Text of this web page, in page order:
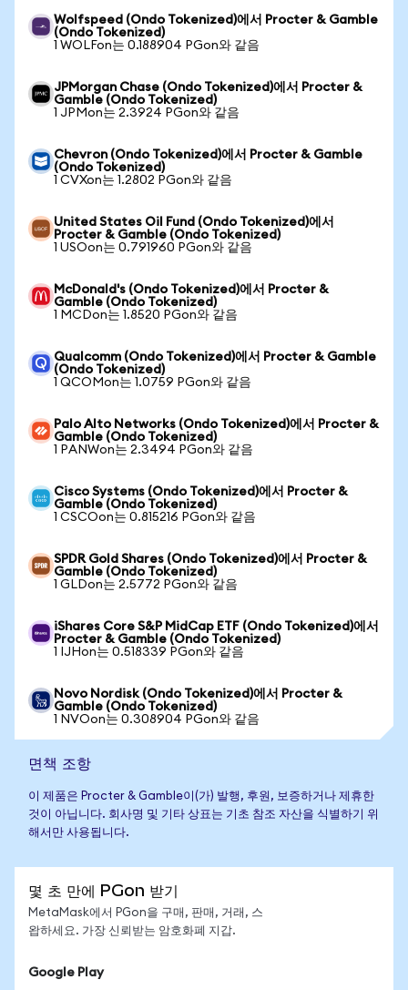
Wolfspeed (Ondo Tokenized)에서 Procter & Gamble
(Ondo Tokenized)
1 WOLFon는 0.188904 PGon와 같음
JPMorgan Chase (Ondo Tokenized)에서 Procter &
Gamble (Ondo Tokenized)
1 JPMon는 2.3924 PGon와 같음
Chevron (Ondo Tokenized)에서 Procter & Gamble
(Ondo Tokenized)
1 CVXon는 1.2802 PGon와 같음
United States Oil Fund (Ondo Tokenized)에서
Procter & Gamble (Ondo Tokenized)
1 USOon는 0.791960 PGon와 같음
McDonald's (Ondo Tokenized)에서 Procter &
Gamble (Ondo Tokenized)
1 MCDon는 1.8520 PGon와 같음
Qualcomm (Ondo Tokenized)에서 Procter & Gamble
(Ondo Tokenized)
1 QCOMon는 1.0759 PGon와 같음
Palo Alto Networks (Ondo Tokenized)에서 Procter &
Gamble (Ondo Tokenized)
1 PANWon는 2.3494 PGon와 같음
Cisco Systems (Ondo Tokenized)에서 Procter &
Gamble (Ondo Tokenized)
1 CSCOon는 0.815216 PGon와 같음
SPDR Gold Shares (Ondo Tokenized)에서 Procter &
Gamble (Ondo Tokenized)
1 GLDon는 2.5772 PGon와 같음
iShares Core S&P MidCap ETF (Ondo Tokenized)에서
Procter & Gamble (Ondo Tokenized)
1 IJHon는 0.518339 PGon와 같음
Novo Nordisk (Ondo Tokenized)에서 Procter &
Gamble (Ondo Tokenized)
1 NVOon는 0.308904 PGon와 같음
면책 조항
이 제품은 Procter & Gamble이(가) 발행, 후원, 보증하거나 제휴한
것이 아닙니다. 회사명 및 기타 상표는 기초 참조 자산을 식별하기 위
해서만 사용됩니다.
몇 초 만에 PGon 받기
MetaMask에서 PGon을 구매, 판매, 거래, 스
왑하세요. 가장 신뢰받는 암호화폐 지갑.
Google Play